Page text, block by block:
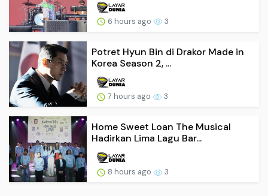
6 hours ago 3
Potret Hyun Bin di Drakor Made in
Korea Season 2, ...
7 hours ago 3
Home Sweet Loan The Musical
Hadirkan Lima Lagu Bar...
8 hours ago 3